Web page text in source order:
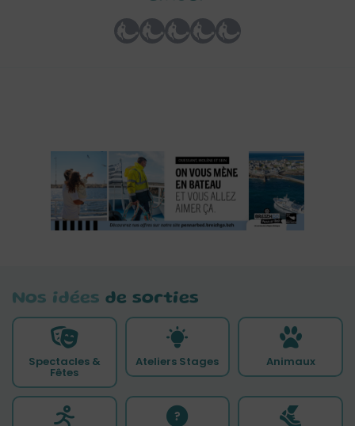
Nos idées de sorties
Spectacles &
Fêtes
Ateliers Stages Animaux